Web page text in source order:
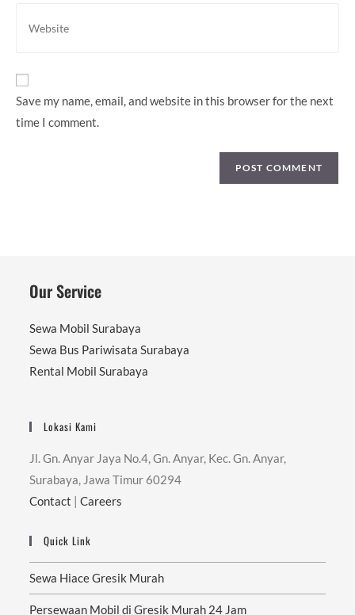
your
URL
Save my name, email, and website in this browser for the next
time I comment.
Our Service
Sewa Mobil Surabaya
Sewa Bus Pariwisata Surabaya
Rental Mobil Surabaya
Lokasi Kami
Jl. Gn. Anyar Jaya No.4, Gn. Anyar, Kec. Gn. Anyar,
Surabaya, Jawa Timur 60294
Contact |Careers
Quick Link
Sewa Hiace Gresik Murah
Persewaan Mobil di Gresik Murah 24 Jam